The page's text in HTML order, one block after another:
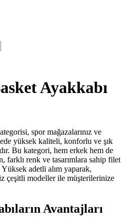
Ayakkabı
spor mağazalarınız ve
yüksek kaliteli, konforlu ve şık
Bu kategori, hem erkek hem de
farklı renk ve tasarımlara sahip filet
adetli alım yaparak,
çeşitli modeller ile müşterilerinize
Avantajları